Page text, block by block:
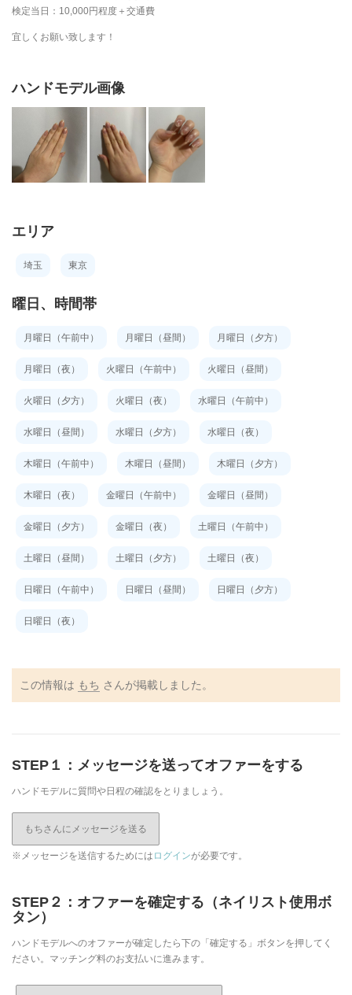
検定当日：10,000円程度＋交通費
宜しくお願い致します！
ハンドモデル画像
エリア
埼玉 東京
曜日、時間帯
月曜日（午前中） 月曜日（昼間） 月曜日（夕方）
月曜日（夜） 火曜日（午前中） 火曜日（昼間）
火曜日（夕方） 火曜日（夜） 水曜日（午前中）
水曜日（昼間） 水曜日（夕方） 水曜日（夜）
木曜日（午前中） 木曜日（昼間） 木曜日（夕方）
木曜日（夜） 金曜日（午前中） 金曜日（昼間）
金曜日（夕方） 金曜日（夜） 土曜日（午前中）
土曜日（昼間） 土曜日（夕方） 土曜日（夜）
日曜日（午前中） 日曜日（昼間） 日曜日（夕方）
日曜日（夜）
この情報は もち さんが掲載しました。
STEP１：メッセージを送ってオファーをする
ハンドモデルに質問や日程の確認をとりましょう。
もちさんにメッセージを送る
※メッセージを送信するためには ログインが必要です。
STEP２：オファーを確定する（ネイリスト使用ボ
タン）
ハンドモデルへのオファーが確定したら下の「確定する」ボタンを押してく
ださい。マッチング料のお支払いに進みます。